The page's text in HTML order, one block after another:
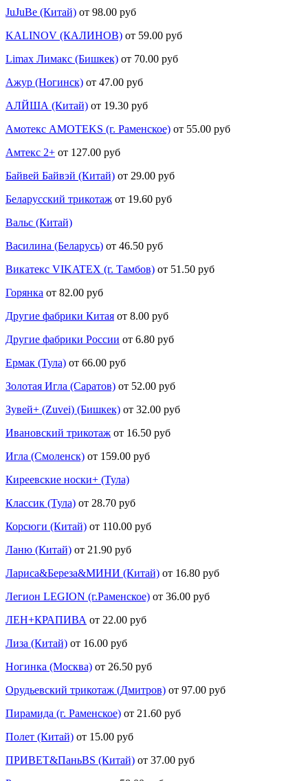
JuJuBe (Китай) от 98.00 руб
KALINOV (КАЛИНОВ) от 59.00 руб
Limax Лимакс (Бишкек) от 70.00 руб
Ажур (Ногинск) от 47.00 руб
АЛЙША (Китай) от 19.30 руб
Амотекс AMOTEKS (г. Раменское) от 55.00 руб
Амтекс 2+ от 127.00 руб
Байвей Байвэй (Китай) от 29.00 руб
Беларусский трикотаж от 19.60 руб
Вальс (Китай)
Василина (Беларусь) от 46.50 руб
Викатекс VIKATEX (г. Тамбов) от 51.50 руб
Горянка от 82.00 руб
Другие фабрики Китая от 8.00 руб
Другие фабрики России от 6.80 руб
Ермак (Тула) от 66.00 руб
Золотая Игла (Саратов) от 52.00 руб
Зувей+ (Zuvei) (Бишкек) от 32.00 руб
Ивановский трикотаж от 16.50 руб
Игла (Смоленск) от 159.00 руб
Киреевские носки+ (Тула)
Классик (Тула) от 28.70 руб
Корсюги (Китай) от 110.00 руб
Ланю (Китай) от 21.90 руб
Лариса&Береза&МИНИ (Китай) от 16.80 руб
Легион LEGION (г.Раменское) от 36.00 руб
ЛЕН+КРАПИВА от 22.00 руб
Лиза (Китай) от 16.00 руб
Ногинка (Москва) от 26.50 руб
Орудьевский трикотаж (Дмитров) от 97.00 руб
Пирамида (г. Раменское) от 21.60 руб
Полет (Китай) от 15.00 руб
ПРИВЕТ&ПаньBS (Китай) от 37.00 руб